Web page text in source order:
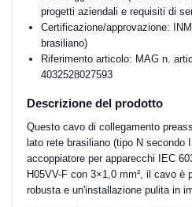
progetti aziendali e requisiti di
Certificazione/approvazione:
brasiliano)
Riferimento articolo: MAG n.
4032528027593
Descrizione del prodotto
Questo cavo di collegamento
lato rete brasiliano (tipo N secondo
accoppiatore per apparecchi IEC
H05VV-F con 3×1,0 mm², il cavo è
robusta e un'installazione pulita in